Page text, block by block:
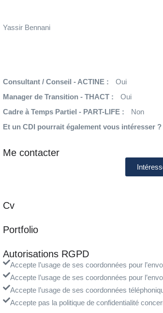
Yassir Bennani
Consultant / Conseil - ACTINE :
Oui
Manager de Transition - THACT :
Oui
Cadre à Temps Partiel - PART-LIFE :
Non
Et un CDI pourrait également vous intéresser ?
Me contacter
Cv
Portfolio
Autorisations RGPD
Accepte l’usage de ses coordonnées pour
Accepte l’usage de ses coordonnées pour
Accepte l’usage de ses coordonnées
Accepte pas la politique de confidentialité